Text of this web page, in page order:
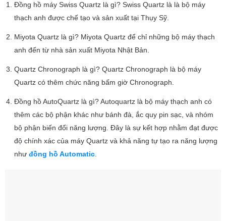
Đồng hồ máy Swiss Quartz là gì? Swiss Quartz là là bộ máy
thạch anh được chế tạo và sản xuất tại Thụy Sỹ.
Miyota Quartz là gì? Miyota Quartz để chỉ những bộ máy thạch
anh đến từ nhà sản xuất Miyota Nhật Bản.
Quartz Chronograph là gì? Quartz Chronograph là bộ máy
Quartz có thêm chức năng bấm giờ Chronograph.
Đồng hồ AutoQuartz là gì? Autoquartz là bộ máy thạch anh có
thêm các bộ phận khác như bánh đà, ắc quy pin sạc, và nhóm
bộ phận biến đổi năng lượng. Đây là sự kết hợp nhằm đạt được
độ chính xác của máy Quartz và khả năng tự tạo ra năng lượng
nhưđồng hồ Automatic